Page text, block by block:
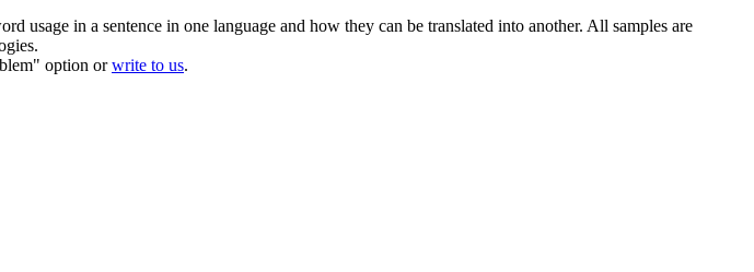
in a sentence in one language and how they can be translated into another. All samples are
option orwrite to us.